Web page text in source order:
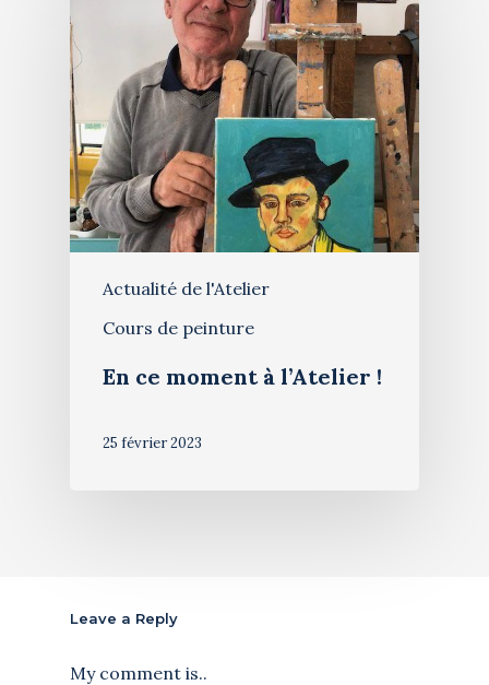
Actualité de l'Atelier
Cours de peinture
En ce moment à l’Atelier !
25 février 2023
Leave a Reply
My comment is..